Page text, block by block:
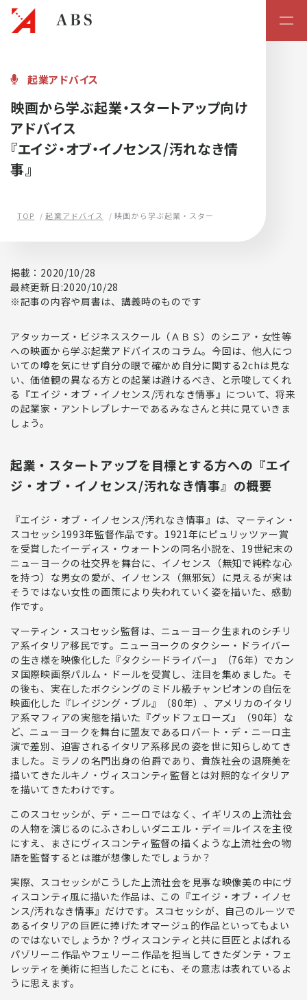
起業・スタートアップの学
起業アドバイス
映画から学ぶ起業・スタートアップ向け
アドバイス
『エイジ・オブ・イノセンス/汚れなき情
事』
TOP 起業アドバイス 映画から学ぶ起業・スタートアップ向けアドバイス
掲載：2020/10/28
最終更新日:2020/10/28
※記事の内容や肩書は、講義時のものです
アタッカーズ・ビジネススクール（ＡＢＳ）のシニア・女性等
への映画から学ぶ起業アドバイスのコラム。今回は、 他人につ
いての噂を気にせず自分の眼で確かめ自分に関する2chは見な
い、価値観の異なる方との起業は避けるべき、と示唆してくれ
る『エイジ・オブ・イノセンス/汚れなき情事』 について、将来
の起業家・アントレプレナーであるみなさんと共に見ていきま
しょう。
起業・スタートアップを目標とする方への『エイ
ジ・オブ・イノセンス/汚れなき情事』の概要
『エイジ・オブ・イノセンス/汚れなき情事』は、マーティン・
スコセッシ1993年監督作品です。1921年にピュリッツァー賞
を受賞したイーディス・ウォートンの同名小説を、19世紀末の
ニューヨークの社交界を舞台に、 イノセンス（無知で純粋な心
を持つ）な男女の愛が、イノセンス（無邪気）に見えるが実は
そうではない女性の画策により失われていく姿を描いた、感動
作です。
マーティン・スコセッシ監督 は、ニューヨーク生まれのシチリ
ア系イタリア移民です。ニューヨークのタクシー・ドライバー
の生き様を映像化した『タクシードライバー』（76年）でカン
ヌ国際映画祭パルム・ドールを受賞し、注目を集めました。そ
の後も、実在したボクシングのミドル級チャンピオンの自伝を
映画化した『レイジング・ブル』（80年）、アメリカのイタリ
ア系マフィアの実態を描いた『グッドフェローズ』（90年）な
ど、 ニューヨークを舞台に盟友である ロバート・デ・ニーロ主
演で差別、迫害されるイタリア系移民の姿を世に知らしめてき
ました。 ミラノの名門出身の伯爵であり、貴族社会の退廃美を
描いてきたルキノ・ヴィスコンティ監督とは対照的なイタリア
を描いてきたわけです。
このスコセッシが、デ・ニーロではなく、イギリスの上流社会
の人物を演じるのにふさわしいダニエル・デイ＝ルイスを主役
にすえ、まさにヴィスコンティ監督の描くような上流社会の物
語を監督するとは誰が想像したでしょうか？
実際、スコセッシがこうした上流社会を見事な映像美の中にヴ
ィスコンティ風に描いた作品は、この『エイジ・オブ・イノセ
ンス/汚れなき情事』だけです。 スコセッシが、自己のルーツで
あるイタリアの巨匠に捧げたオマージュ的作品といってもよい
のではないでしょうか？ヴィスコンティと共に巨匠とよばれる
パゾリーニ作品やフェリーニ作品を担当してきたダンテ・フェ
レッティを美術に担当したことにも、その意志は表れているよ
うに思えます。